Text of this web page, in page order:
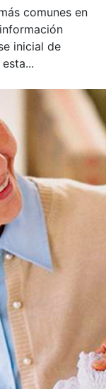
comunes en
inicial de